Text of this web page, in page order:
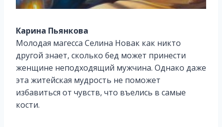
Карина Пьянкова
Молодая магесса Селина Новак как никто
другой знает, сколько бед может принести
женщине неподходящий мужчина. Однако даже
эта житейская мудрость не поможет
избавиться от чувств, что въелись в самые
кости.